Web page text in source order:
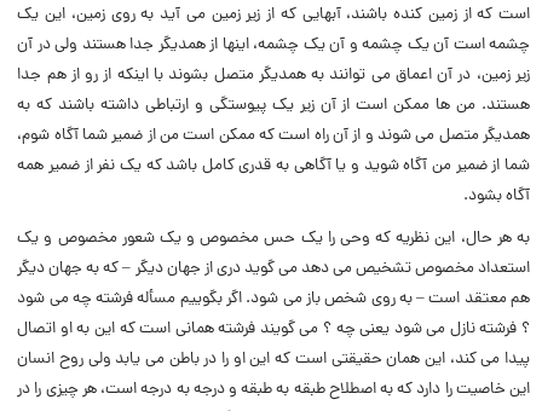
است که از زمین کنده باشند، آبهایى که از زیر زمین مى آید به روى زمین، این یک
چشمه است آن یک چشمه و آن یک چشمه، اینها از همدیگر جدا هستند ولى در آن
زیر زمین، در آن اعماق مى توانند به همدیگر متصل بشوند با اینکه از رو از هم جدا
هستند. من ها ممکن است از آن زیر یک پیوستگى و ارتباطى داشته باشند که به
همدیگر متصل مى شوند و از آن راه است که ممکن است من از ضمیر شما آگاه شوم،
شما از ضمیر من آگاه شوید و یا آگاهى به قدرى کامل باشد که یک نفر از ضمیر همه
آگاه بشود.
به هر حال، این نظریه که وحى را یک حس مخصوص و یک شعور مخصوص و یک
استعداد مخصوص تشخیص مى دهد مى گوید درى از جهان دیگر – که به جهان دیگر
هم معتقد است – به روى شخص باز مى شود. اگر بگوییم مسأله فرشته چه مى شود
؟ فرشته نازل مى شود یعنى چه ؟ مى گویند فرشته همانى است که این به او اتصال
پیدا مى کند، این همان حقیقتى است که این او را در باطن مى یابد ولى روح انسان
این خاصیت را دارد که به اصطلاح طبقه به طبقه و درجه به درجه است، هر چیزى را در